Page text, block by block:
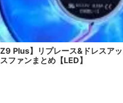
Z9 Plus】リプレース&ドレスア
ファンまとめ【LED】